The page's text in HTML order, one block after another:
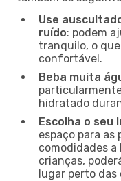
Use
ruído: podem
tranquilo, o
confortável.
Beba muita
hidratado
Escolha o seu
espaço para as
comodidades a
crianças,
lugar perto das